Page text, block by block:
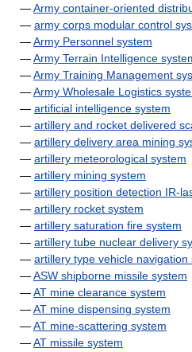
—Army container-oriented
— army corps modular control
—Army Personnel system
—Army Terrain Intelligence
—Army Training Management
—Army Wholesale Logistics
— artificial intelligence system
— artillery and rocket delivered
— artillery delivery area mining
— artillery meteorological system
— artillery mining system
— artillery position detection IR-
— artillery rocket system
— artillery saturation fire system
— artillery tube nuclear delivery
— artillery type vehicle navigation
—ASW shipborne missile system
—AT mine clearance system
—AT mine dispensing system
—AT mine-scattering system
—AT missile system